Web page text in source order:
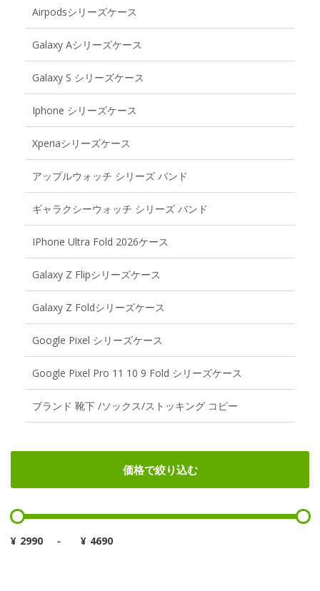
価格で絞り込む
¥ - ¥
Airpodsシリーズケース
Galaxy Aシリーズケース
Galaxy S シリーズケース
Iphone シリーズケース
Xperiaシリーズケース
アップルウォッチ シリーズ バンド
ギャラクシーウォッチ シリーズ バンド
IPhone Ultra Fold 2026ケース
Galaxy Z Flipシリーズケース
Galaxy Z Foldシリーズケース
Google Pixel シリーズケース
Google Pixel Pro 11 10 9 Fold シリーズケース
ブランド 靴下 /ソックス/ストッキング コピー